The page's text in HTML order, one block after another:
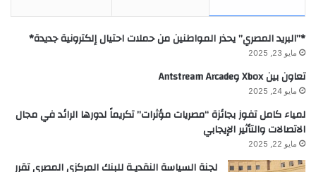
*”البريد المصري” يحذر المواطنين من حملات احتيال إلكترونية جديدة*
مايو 23, 2025
تعاون بين Xbox وAntstream Arcade
مايو 24, 2025
لمياء كامل تفوز بجائزة “مصريات مؤثرات” تكريماً لدورها الرائد في مجال
الاتصالات والتأثير الإيجابي
مايو 22, 2025
لجنة السياسة النقديـة للبنك المركزي المصرى تقرر